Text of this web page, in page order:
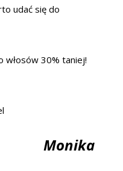
udać się do
30% taniej!
Monika